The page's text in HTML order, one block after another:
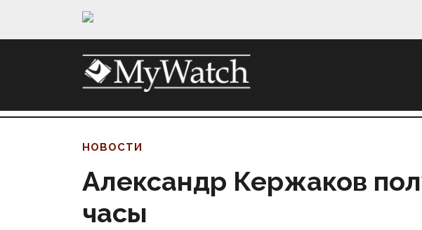
НОВОСТИ
Александр Кержаков
часы